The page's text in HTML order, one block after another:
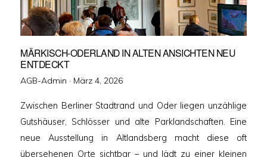
MÄRKISCH-ODERLAND IN ALTEN ANSICHTEN NEU
ENTDECKT
AGB-Admin · Veröffentlicht
März 4, 2026
Zwischen Berliner Stadtrand und Oder liegen unzählige
Gutshäuser, Schlösser und alte Parklandschaften. Eine
neue Ausstellung in Altlandsberg macht diese oft
übersehenen Orte sichtbar – und lädt zu einer kleinen